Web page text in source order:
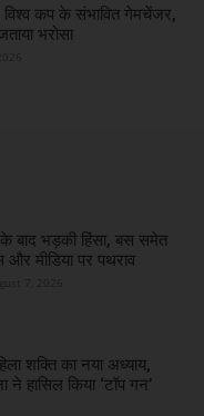
विश्व कप के संभावित गेमचेंजर,
भरोसा
बाद भड़की हिंसा, बस समेत
और मीडिया पर पथराव
शक्ति का नया अध्याय,
ने हासिल किया ‘टॉप गन’